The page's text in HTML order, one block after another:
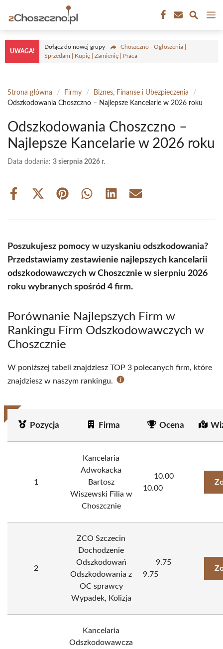
treści
UWAGA!
Dołącz do nowej grupy
Choszczno - Ogłoszenia |
Sprzedam | Kupię | Zamienię | Praca
Strona główna / Firmy / Biznes, Finanse i Ubezpieczenia
/
Odszkodowania Choszczno – Najlepsze Kancelarie w 2026 roku
Odszkodowania Choszczno –
Najlepsze Kancelarie w 2026 roku
Data dodania: 3 sierpnia 2026 r.
Share
Share
(Twitter)
Share Share Share Share
Poszukujesz pomocy w uzyskaniu odszkodowania?
Przedstawiamy zestawienie najlepszych kancelarii
odszkodowawczych w Choszcznie w sierpniu 2026
roku wybranych spośród 4 firm.
Porównanie Najlepszych Firm w
Rankingu Firm Odszkodowawczych w
Choszcznie
W poniższej tabeli znajdziesz TOP 3 polecanych firm, które
znajdziesz w naszym rankingu.
Pozycja Firma Ocena
1
Kancelaria
Adwokacka
Bartosz
Wiszewski Filia w
Choszcznie
10.00
10.00
2
ZCO Szczecin
Dochodzenie
Odszkodowań
Odszkodowania z
OC sprawcy
Wypadek, Kolizja
9.75
9.75
Kancelaria
Odszkodowawcza